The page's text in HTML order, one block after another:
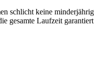
schlicht keine
gesamte Laufzeit